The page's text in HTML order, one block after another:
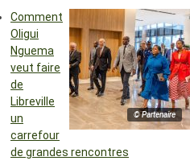
© Partenaire
Comment
Oligui
Nguema
veut faire
de
Libreville
un
carrefour
de grandes rencontres